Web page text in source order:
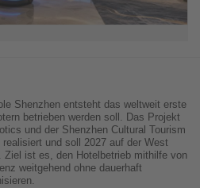
Shenzhen entsteht das weltweit erste
betrieben werden soll. Das Projekt
und der Shenzhen Cultural Tourism
und soll 2027 auf der West
ist es, den Hotelbetrieb mithilfe von
weitgehend ohne dauerhaft